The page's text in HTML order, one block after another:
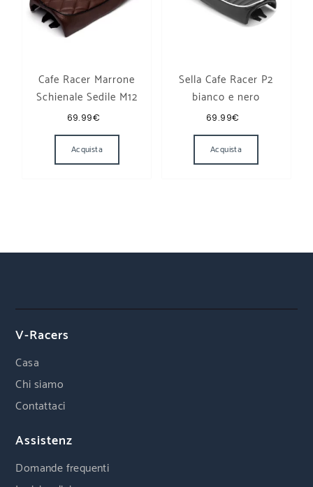
Cafe Racer Marrone
Schienale Sedile M12
69.99€
Acquista
Sella Cafe Racer P2
bianco e nero
69.99€
Acquista
V-Racers
Casa
Chi siamo
Contattaci
Assistenz
Domande frequenti